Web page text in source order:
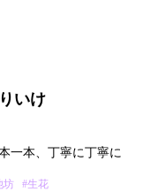
いけ
一本、丁寧に丁寧に
坊 #生花